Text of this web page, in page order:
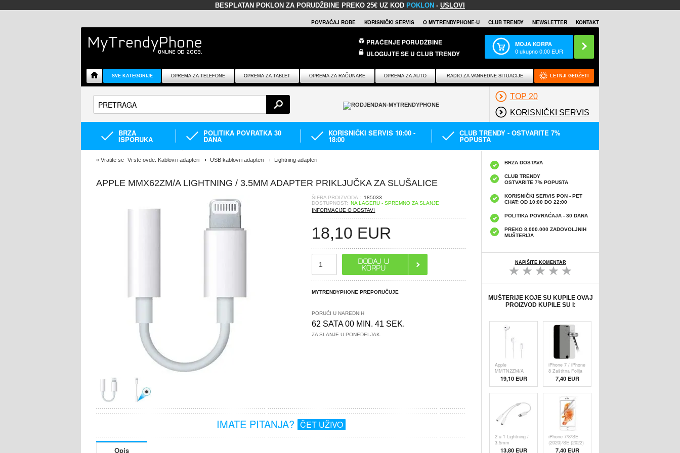
BESPLATAN POKLON ZA PORUDŽBINE PREKO 25€ UZ KOD POKLON - USLOVI
POVRAĆAJ ROBE KORISNIČKI SERVIS O MYTRENDYPHONE-U CLUB TRENDY NEWSLETTER KONTAKT
PRAĆENJE PORUDŽBINE
ULOGUJTE SE U CLUB TRENDY
MOJA KORPA
0ukupno0,00 EUR
SVE KATEGORIJE OPREMA ZA TELEFONE OPREMA ZA TABLET OPREMA ZA RAČUNARE OPREMA ZA AUTO RADIO ZA VANREDNE SITUACIJE LETNJI GEDŽETI
TOP 20
KORISNIČKI SERVIS
BRZA
ISPORUKA
POLITIKA POVRATKA 30
DANA
KORISNIČKI SERVIS 10:00 -
18:00
CLUB TRENDY - OSTVARITE 7%
POPUSTA
« Vratite se Vi ste ovde: Kablovi i adapteri USB kablovi i adapteri Lightning adapteri
APPLE MMX62ZM/A LIGHTNING / 3.5MM ADAPTER PRIKLJUČKA ZA SLUŠALICE
ŠIFRA PROIZVODA::
185033
DOSTUPNOST: NA LAGERU - SPREMNO ZA SLANJE
INFORMACIJE O DOSTAVI
18,10 EUR
MYTRENDYPHONE PREPORUČUJE
PORUČI U NAREDNIH
62 SATA 00 MIN. 40 SEK.
ZA SLANJE U PONEDELJAK.
IMATE PITANJA? ČET UŽIVO
Opis
BRZA DOSTAVA
CLUB TRENDY
OSTVARITE 7% POPUSTA
KORISNIČKI SERVIS PON - PET
CHAT: OD 10:00 DO 22:00
POLITIKA POVRAĆAJA - 30 DANA
PREKO 8.000.000 ZADOVOLJNIH
MUŠTERIJA
NAPIŠITE KOMENTAR
MUŠTERIJE KOJE SU KUPILE OVAJ
PROIZVOD KUPILE SU I:
Apple
MMTN2ZM/A
EarPods
Slušalice sa
Lightning
Priključkom
19,10EUR
iPhone 7 / iPhone
8 Zaštitna Folija
Za Ekran - Od
Kaljenog Stakla -
Zaštita
Privatnosti
7,40 EUR
2 u 1 Lightning /
3.5mm
Adapterski
13,80 EUR
iPhone 7/8/SE
(2020)/SE (2022)
Zaštitna Folija Za
7,40 EUR